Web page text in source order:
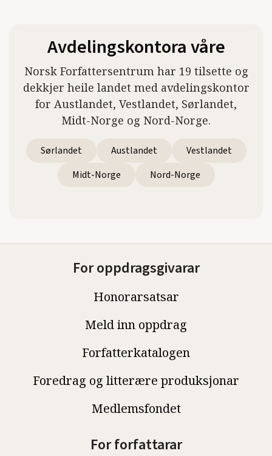
Avdelingskontora våre
Norsk Forfattersentrum har 19 tilsette og
dekkjer heile landet med avdelingskontor
for Austlandet, Vestlandet, Sørlandet,
Midt-Norge og Nord-Norge.
Sørlandet Austlandet
Vestlandet
Midt-Norge
Nord-Norge
For oppdragsgivarar
Honorarsatsar
Meld inn oppdrag
Forfatterkatalogen
Foredrag og litterære produksjonar
Medlemsfondet
For forfattarar